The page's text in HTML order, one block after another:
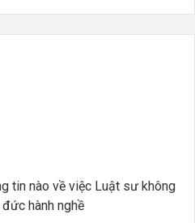
tin nào về việc Luật sư không
hành nghề